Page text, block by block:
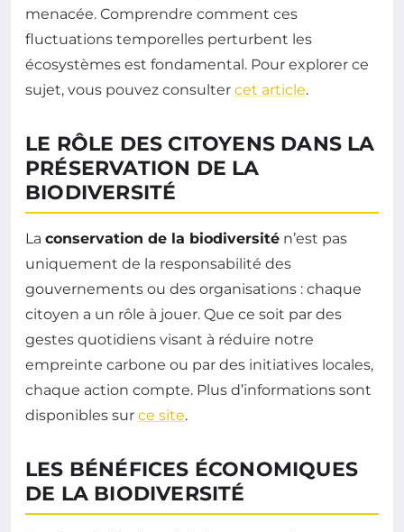
menacée. Comprendre comment ces
fluctuations temporelles perturbent les
écosystèmes est fondamental. Pour explorer ce
sujet, vous pouvez consulter cet article.
LE RÔLE DES CITOYENS DANS LA
PRÉSERVATION DE LA
BIODIVERSITÉ
La conservation de la biodiversité n’est pas
uniquement de la responsabilité des
gouvernements ou des organisations : chaque
citoyen a un rôle à jouer. Que ce soit par des
gestes quotidiens visant à réduire notre
empreinte carbone ou par des initiatives locales,
chaque action compte. Plus d’informations sont
disponibles sur ce site.
LES BÉNÉFICES ÉCONOMIQUES
DE LA BIODIVERSITÉ